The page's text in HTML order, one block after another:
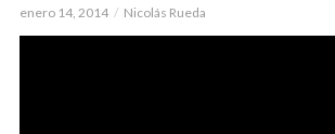
enero 14, 2014 Nicolás Rueda